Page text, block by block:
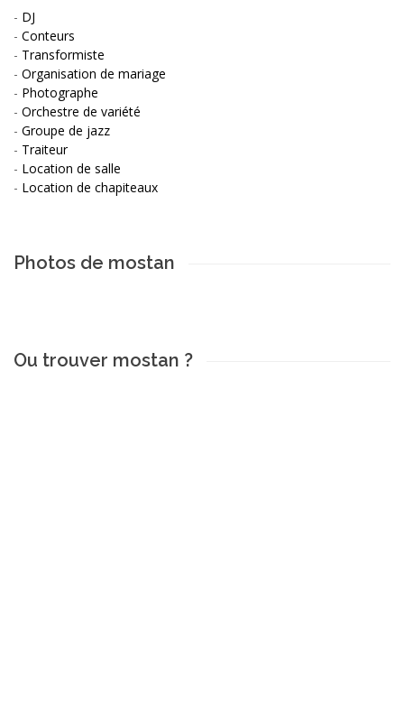
- DJ
- Conteurs
- Transformiste
- Organisation de mariage
- Photographe
- Orchestre de variété
- Groupe de jazz
- Traiteur
- Location de salle
- Location de chapiteaux
Photos de mostan
Ou trouver mostan ?